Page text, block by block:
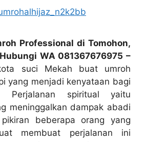
Professional di Tomohon,
WA 081367676975 –
suci Mekah buat umroh
yang menjadi kenyataan bagi
Perjalanan spiritual yaitu
meninggalkan dampak abadi
beberapa orang yang
membuat perjalanan ini